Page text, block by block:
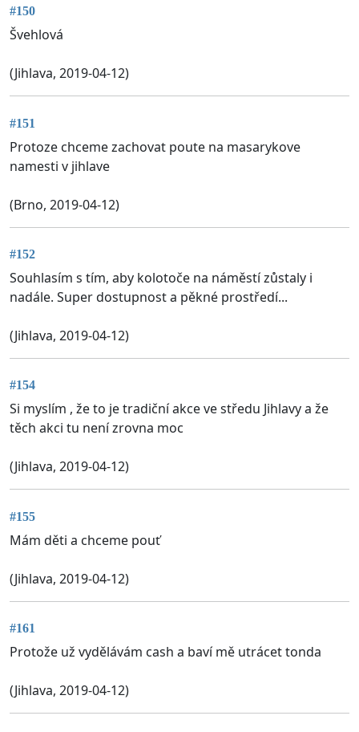
#150
Švehlová
(Jihlava, 2019-04-12)
#151
Protoze chceme zachovat poute na masarykove
namesti v jihlave
(Brno, 2019-04-12)
#152
Souhlasím s tím, aby kolotoče na náměstí zůstaly i
nadále. Super dostupnost a pěkné prostředí...
(Jihlava, 2019-04-12)
#154
Si myslím , že to je tradiční akce ve středu Jihlavy a že
těch akci tu není zrovna moc
(Jihlava, 2019-04-12)
#155
Mám děti a chceme pouť
(Jihlava, 2019-04-12)
#161
Protože už vydělávám cash a baví mě utrácet tonda
(Jihlava, 2019-04-12)